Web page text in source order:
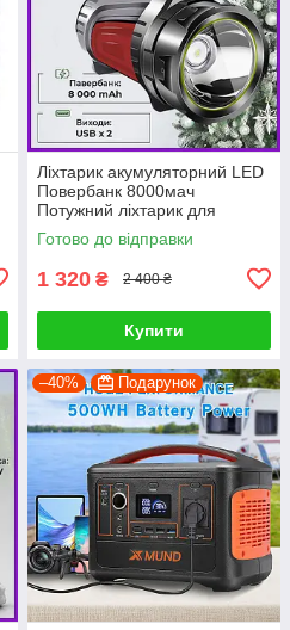
Ліхтарик акумуляторний LED
Повербанк 8000мач
Потужний ліхтарик для
освітлення будинку PRF
Готово до відправки
1 320 ₴ 2 400 ₴
Купити
–40% Подарунок